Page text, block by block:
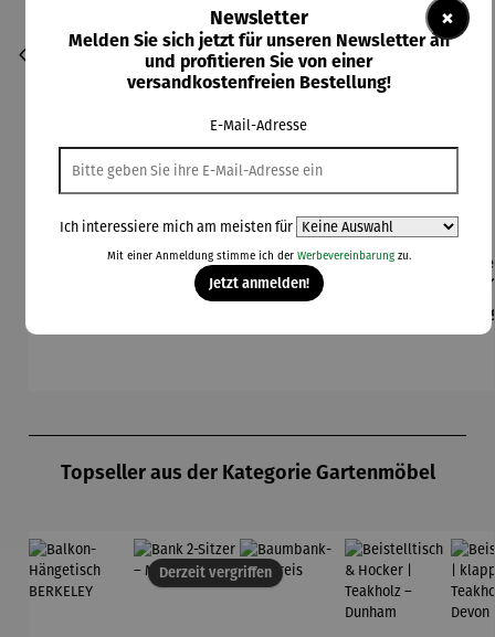
Auflagenb
WASHINGT
Auflagenb
ox aus
Eukalyptu
PLANO
Auflagenb
ox PATRAS
Drehstuhl
Topseller aus der Kategorie Gartenmöbel
Derzeit vergriffen
×
Newsletter
Melden Sie sich jetzt für unseren Newsletter an
und profitieren Sie von einer
versandkostenfreien Bestellung!
E-Mail-Adresse
Ich interessiere mich am meisten für
Mit einer Anmeldung stimme ich der Werbevereinbarungzu.
Jetzt anmelden!